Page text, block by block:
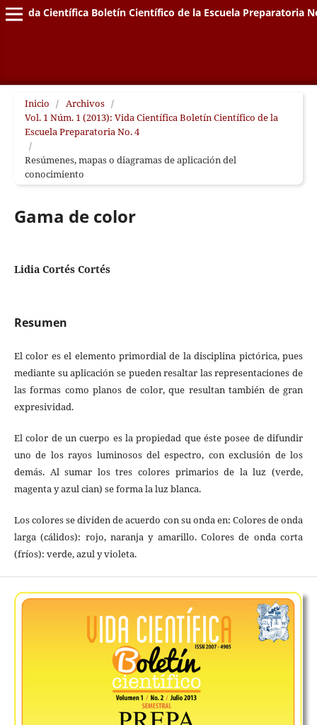
Vida Científica Boletín Científico de la Escuela Preparatoria
Inicio / Archivos /
Vol. 1 Núm. 1 (2013): Vida Científica Boletín Científico de la
Escuela Preparatoria No. 4
/
Resúmenes, mapas o diagramas de aplicación del
conocimiento
Gama de color
Lidia Cortés Cortés
Resumen
El color es el elemento primordial de la disciplina pictórica, pues
mediante su aplicación se pueden resaltar las representaciones de
las formas como planos de color, que resultan también de gran
expresividad.
El color de un cuerpo es la propiedad que éste posee de difundir
uno de los rayos luminosos del espectro, con exclusión de los
demás. Al sumar los tres colores primarios de la luz (verde,
magenta y azul cian) se forma la luz blanca.
Los colores se dividen de acuerdo con su onda en: Colores de onda
larga (cálidos): rojo, naranja y amarillo. Colores de onda corta
(fríos): verde, azul y violeta.